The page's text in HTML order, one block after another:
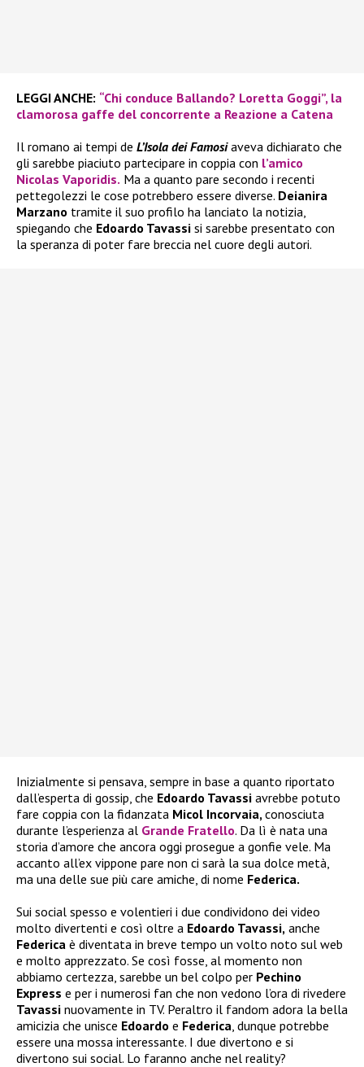
LEGGI ANCHE: “Chi conduce Ballando? Loretta Goggi”, la
clamorosa gaffe del concorrente a Reazione a Catena
Il romano ai tempi de L’Isola dei Famosiaveva dichiarato che
gli sarebbe piaciuto partecipare in coppia con l’amico
Nicolas Vaporidis. Ma a quanto pare secondo i recenti
pettegolezzi le cose potrebbero essere diverse. Deianira
Marzano tramite il suo profilo ha lanciato la notizia,
spiegando che Edoardo Tavassi si sarebbe presentato con
la speranza di poter fare breccia nel cuore degli autori.
Inizialmente si pensava, sempre in base a quanto riportato
dall’esperta di gossip, che Edoardo Tavassi avrebbe potuto
fare coppia con la fidanzata Micol Incorvaia, conosciuta
durante l’esperienza al Grande Fratello. Da lì è nata una
storia d’amore che ancora oggi prosegue a gonfie vele. Ma
accanto all’ex vippone pare non ci sarà la sua dolce metà,
ma una delle sue più care amiche, di nome Federica.
Sui social spesso e volentieri i due condividono dei video
molto divertenti e così oltre a Edoardo Tavassi, anche
Federica è diventata in breve tempo un volto noto sul web
e molto apprezzato. Se così fosse, al momento non
abbiamo certezza, sarebbe un bel colpo per Pechino
Express e per i numerosi fan che non vedono l’ora di rivedere
Tavassi nuovamente in TV. Peraltro il fandom adora la bella
amicizia che unisce Edoardo e Federica , dunque potrebbe
essere una mossa interessante. I due divertono e si
divertono sui social. Lo faranno anche nel reality?